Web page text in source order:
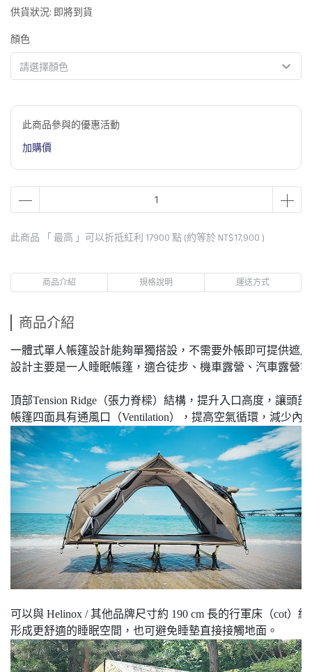
供貨狀況: 即將到貨
顏色
請選擇顏色
此商品參與的優惠活動
加購價
此商品 「 最高 」可以折抵紅利 17900 點 (約等於 NT$17,900 )
商品介紹 規格說明 運送方式
商品介紹
一體式單人帳篷設計能夠單獨搭設，不需要外帳即可提供遮
設計主要是一人睡眠帳篷，適合徒步、機車露營、汽車露營
頂部Tension Ridge（張力脊樑）結構，提升入口高度，讓頭
帳篷四面具有通風口（Ventilation），提高空氣循環，減少內
可以與 Helinox / 其他品牌尺寸約 190 cm 長的行軍床（cot）
形成更舒適的睡眠空間，也可避免睡墊直接接觸地面。